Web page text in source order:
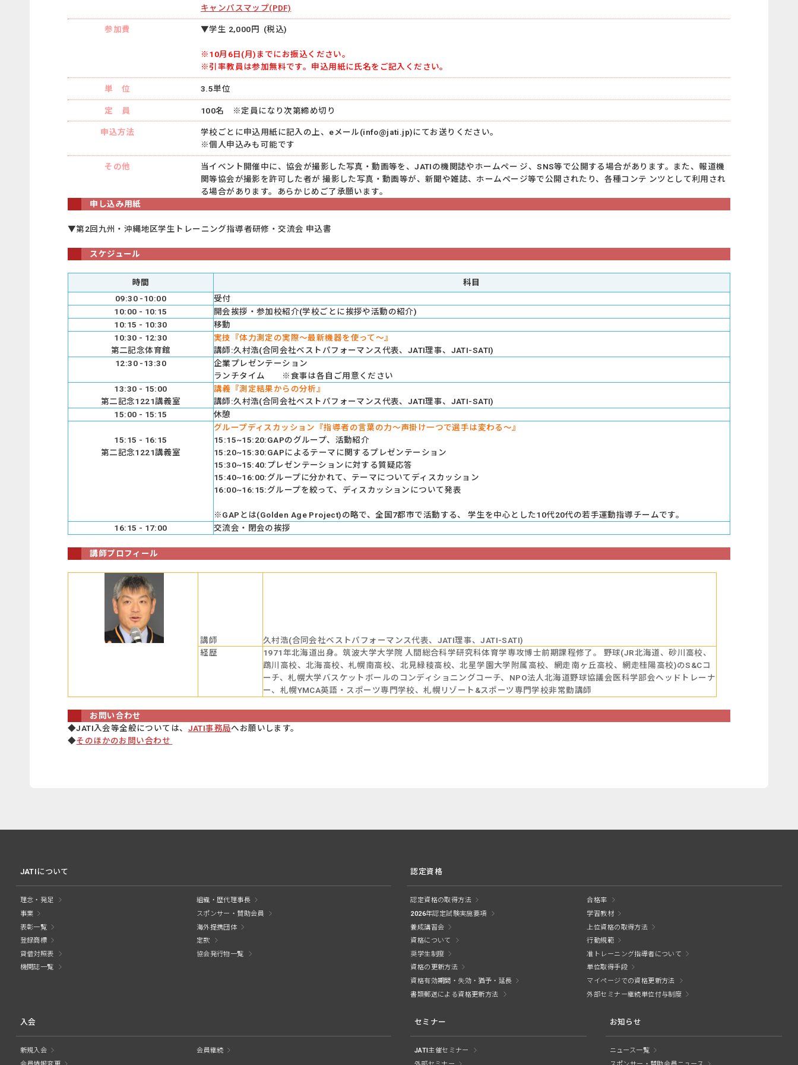
キャンパスマップ(PDF)
参加費 ▼学生 2,000円 (税込)
※10月6日(月)までにお振込ください。
※引率教員は参加無料です。申込用紙に氏名をご記入ください。
単 位 3.5単位
定 員 100名 ※定員になり次第締め切り
申込方法
学校ごとに申込用紙に記入の上、eメール(info@jati.jp)にてお送りください。
※個人申込みも可能です
その他
当イベント開催中に、協会が撮影した写真・動画等を、JATIの機関誌やホームペー ジ、SNS等で公開する場合があります。また、報道機
関等協会が撮影を許可した者が 撮影した写真・動画等が、新聞や雑誌、ホームページ等で公開されたり、各種コンテ ンツとして利用され
る場合があります。あらかじめご了承願います。
申し込み用紙
▼第2回九州・沖縄地区学生トレーニング指導者研修・交流会 申込書
スケジュール
時間
科目
09:30 -10:00
受付
10:00 - 10:15
開会挨拶・参加校紹介(学校ごとに挨拶や活動の紹介)
10:15 - 10:30
移動
10:30 - 12:30
第二記念体育館
実技『体力測定の実際～最新機器を使って～』
講師:久村浩(合同会社ベストパフォーマンス代表、JATI理事、JATI-SATI)
12:30 -13:30
企業プレゼンテーション
ランチタイム ※食事は各自ご用意ください
13:30 - 15:00
第二記念1221講義室
講義『測定結果からの分析』
講師:久村浩(合同会社ベストパフォーマンス代表、JATI理事、JATI-SATI)
15:00 - 15:15
休憩
15:15 - 16:15
第二記念1221講義室
グループディスカッション『指導者の言葉の力～声掛け一つで選手は変わる～』
15:15~15:20:GAPのグループ、活動紹介
15:20~15:30:GAPによるテーマに関するプレゼンテーション
15:30~15:40:プレゼンテーションに対する質疑応答
15:40~16:00:グループに分かれて、テーマについてディスカッション
16:00~16:15:グループを絞って、ディスカッションについて発表
※GAPとは(Golden Age Project)の略で、全国7都市で活動する、 学生を中心とした10代20代の若手運動指導チームです。
16:15 - 17:00
交流会・閉会の挨拶
講師プロフィール
講師
久村浩(合同会社ベストパフォーマンス代表、JATI理事、JATI-SATI)
経歴
1971年北海道出身。筑波大学大学院 人間総合科学研究科体育学専攻博士前期課程修了。 野球(JR北海道、砂川高校、
鵡川高校、北海高校、札幌南高校、北見緑稜高校、北星学園大学附属高校、網走南ヶ丘高校、網走桂陽高校)のS&Cコ
ーチ、札幌大学バスケットボールのコンディショニングコーチ、NPO法人北海道野球協議会医科学部会ヘッドトレーナ
ー、札幌YMCA英語・スポーツ専門学校、札幌リゾート&スポーツ専門学校非常勤講師
お問い合わせ
◆JATI入会等全般については、 JATI事務局へお願いします。
◆そのほかのお問い合わせ
JATIについて
理念・発足
組織・歴代理事長
事業
スポンサー・賛助会員
表彰一覧
海外提携団体
登録商標
定款
貸借対照表
協会発行物一覧
機関誌一覧
認定資格
認定資格の取得方法
合格率
2026年認定試験実施要項
学習教材
養成講習会
上位資格の取得方法
資格について
行動規範
奨学生制度
准トレーニング指導者について
資格の更新方法
単位取得手段
資格有効期間・失効・猶予・延長
マイページでの資格更新方法
書類郵送による資格更新方法
外部セミナー継続単位付与制度
入会
新規入会
会員継続
セミナー
JATI主催セミナー
お知らせ
ニュース一覧